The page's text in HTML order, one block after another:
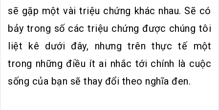
sẽ gặp một vài triệu chứng khác nhau. Sẽ có
bảy trong số các triệu chứng được chúng tôi
liệt kê dưới đây, nhưng trên thực tế một
trong những điều ít ai nhắc tới chính là cuộc
sống của bạn sẽ thay đổi theo nghĩa đen.